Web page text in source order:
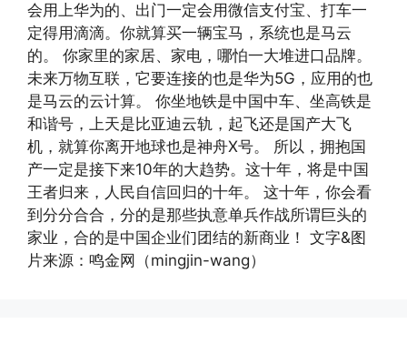
会用上华为的、出门一定会用微信支付宝、打车一
定得用滴滴。你就算买一辆宝马，系统也是马云
的。 你家里的家居、家电，哪怕一大堆进口品牌。
未来万物互联，它要连接的也是华为5G，应用的也
是马云的云计算。 你坐地铁是中国中车、坐高铁是
和谐号，上天是比亚迪云轨，起飞还是国产大飞
机，就算你离开地球也是神舟X号。 所以，拥抱国
产一定是接下来10年的大趋势。这十年，将是中国
王者归来，人民自信回归的十年。 这十年，你会看
到分分合合，分的是那些执意单兵作战所谓巨头的
家业，合的是中国企业们团结的新商业！ 文字&图
片来源：鸣金网（mingjin-wang）